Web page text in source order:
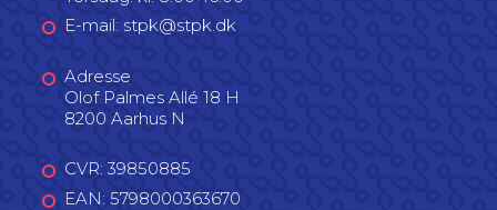
E-mail: stpk@stpk.dk
Adresse
Olof Palmes Allé 18 H
8200 Aarhus N
CVR: 39850885
EAN: 5798000363670